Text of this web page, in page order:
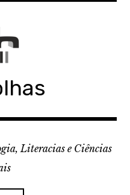
Literacias e Ciências